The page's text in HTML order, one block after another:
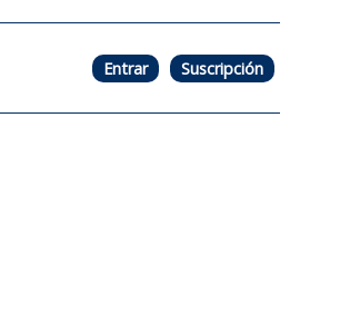
Entrar Suscripción